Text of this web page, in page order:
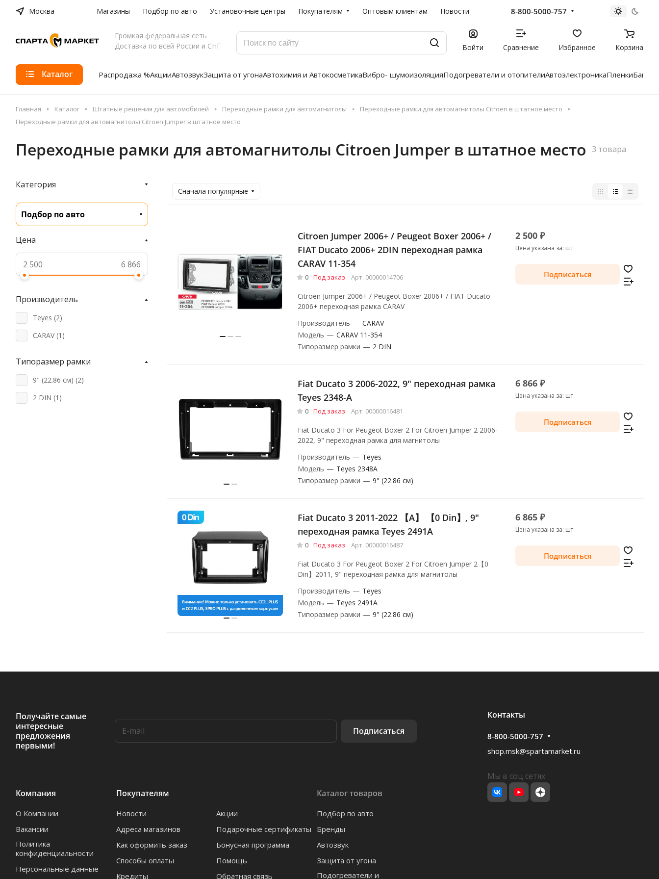
Москва Магазины Подбор по авто Установочные центры Покупателям Оптовым клиентам Новости 8-800-5000-757
Громкая федеральная сеть
Доставка по всей России и СНГ
Войти Сравнение Избранное Корзина
Каталог Распродажа %АкцииАвтозвукЗащита от угонаАвтохимия и АвтокосметикаВибро- шумоизоляцияПодогреватели и отопителиАвтоэлектроникаПленки
Главная Каталог Штатные решения для автомобилей Переходные рамки для автомагнитолы
Переходные рамки для автомагнитолы Citroen в штатное место
Переходные рамки для автомагнитолы Citroen Jumper в штатное место
Переходные рамки для автомагнитолы Citroen Jumper в штатное место 3 товара
Сначала популярные
Citroen Jumper 2006+ / Peugeot Boxer 2006+ /
FIAT Ducato 2006+ 2DIN переходная рамка
CARAV 11-354
0 Под заказ Арт. 00000014706
Citroen Jumper 2006+ / Peugeot Boxer 2006+ / FIAT Ducato
2006+ переходная рамка CARAV
Производитель — CARAV
Модель — CARAV 11-354
Типоразмер рамки — 2 DIN
2 500 ₽
Цена указана за: шт
Подписаться
Fiat Ducato 3 2006-2022, 9" переходная рамка
Teyes 2348-A
0 Под заказ Арт. 00000016481
Fiat Ducato 3 For Peugeot Boxer 2 For Citroen Jumper 2 2006-
2022, 9" переходная рамка для магнитолы
Производитель — Teyes
Модель — Teyes 2348A
Типоразмер рамки — 9" (22.86 см)
6 866 ₽
Цена указана за: шт
Подписаться
Fiat Ducato 3 2011-2022 【A】 【0 Din】, 9"
переходная рамка Teyes 2491A
0 Под заказ Арт. 00000016487
Fiat Ducato 3 For Peugeot Boxer 2 For Citroen Jumper 2【0
Din】2011, 9" переходная рамка для магнитолы
Производитель — Teyes
Модель — Teyes 2491A
Типоразмер рамки — 9" (22.86 см)
6 865 ₽
Цена указана за: шт
Подписаться
Категория
Подбор по авто
Цена
Производитель
Teyes (2)
CARAV (1 )
Типоразмер рамки
9" (22.86 см) (2)
2 DIN (1 )
Получайте самые
интересные
предложения
первыми!
Подписаться
Компания
О Компании
Вакансии
Политика
конфиденциальности
Персональные данные
Покупателям
Новости
Адреса магазинов
Как оформить заказ
Способы оплаты
Кредиты
Акции
Подарочные сертификаты
Бонусная программа
Помощь
Обратная связь
Каталог товаров
Подбор по авто
Бренды
Автозвук
Защита от угона
Подогреватели и
Контакты
8-800-5000-757
shop.msk@spartamarket.ru
Мы в соц сетях